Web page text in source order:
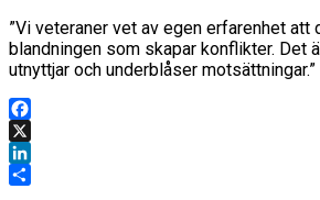
”Vi veteraner vet av egen erfarenhet att
blandningen som skapar konflikter. Det
utnyttjar och underblåser motsättningar.”
Facebook
X
LinkedIn